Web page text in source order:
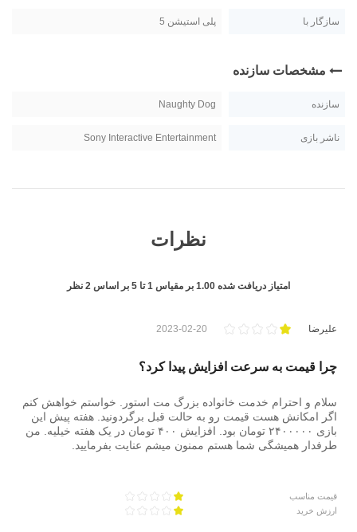
سازگار با پلی استیشن 5
مشخصات سازنده
سازنده Naughty Dog
ناشر بازی Sony Interactive Entertainment
نظرات
امتیاز دریافت شده 1.00 بر مقیاس 1تا 5 بر اساس 2 نظر
علیرضا 2023-02-20
چرا قیمت به سرعت افزایش پیدا کرد؟
سلام و احترام خدمت خانواده بزرگ مت استور. خواستم خواهش کنم
اگر امکانش هست قیمت رو به حالت قبل برگردونید. هفته پیش این
بازی ۲۴۰۰۰۰۰ تومان بود. افزایش ۴۰۰ تومان در یک هفته خیلیه. من
طرفدار همیشگی شما هستم ممنون میشم عنایت بفرمایید.
قیمت مناسب
ارزش خرید